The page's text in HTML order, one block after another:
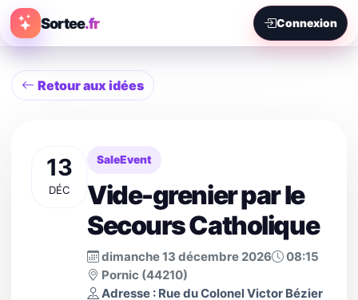
Sortee.fr Connexion
Retour aux idées
13
DÉC
SaleEvent
Vide-grenier par le
Secours Catholique
dimanche 13 décembre 2026
08:15
Pornic (44210)
Adresse : Rue du Colonel Victor Bézier